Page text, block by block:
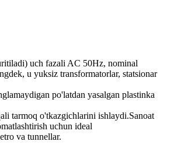
uch fazali AC 50Hz, nominal
u yuksiz transformatorlar, statsionar
po'latdan yasalgan plastinka
tarmoq o'tkazgichlarini ishlaydi.Sanoat
uchun ideal
va tunnellar.